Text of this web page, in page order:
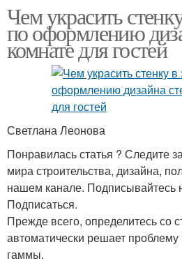
Чем украсить
по оформлению
комнате для гостей
Светлана Леонова
Понравилась статья ? Следите
мира строительства, дизайна,
нашем канале. Подписывайтесь
Подписаться.
Прежде всего, определитесь со
автоматически решает
гаммы.